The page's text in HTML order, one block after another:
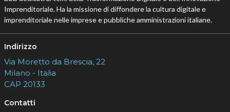
Imprenditoriale. Ha la missione di diffondere la cultura digitale e
imprenditoriale nelle imprese e pubbliche amministrazioni italiane.
Indirizzo
Via Moretto da Brescia, 22
Milano - Italia
CAP 20133
Contatti